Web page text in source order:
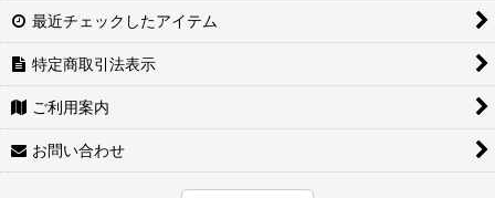
最近チェックしたアイテム
特定商取引法表示
ご利用案内
お問い合わせ